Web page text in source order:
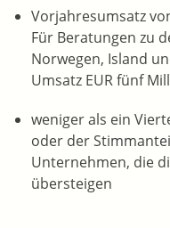
Vorjahresumsatz
Für Beratungen zu
Norwegen, Island
Umsatz EUR fünf
weniger als ein
oder der
Unternehmen, die
übersteigen